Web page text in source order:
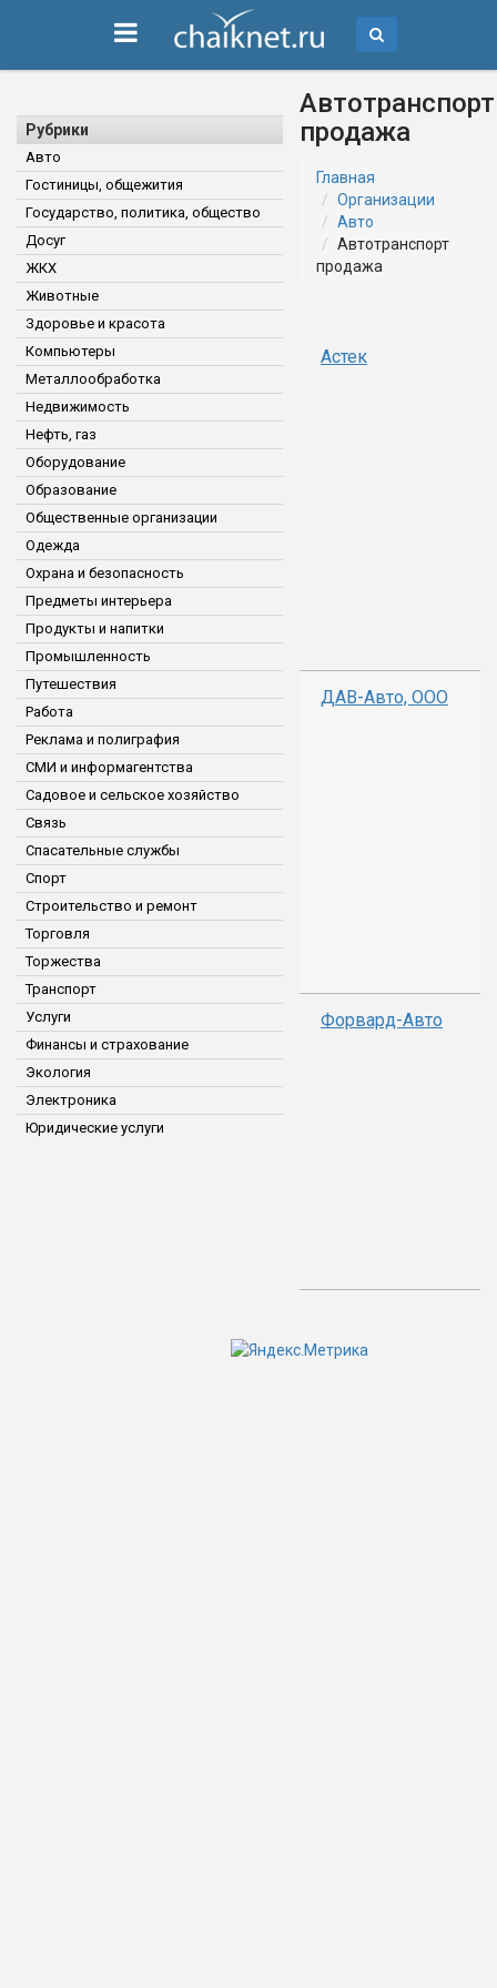
Рубрики
Авто
Гостиницы, общежития
Государство, политика, общество
Досуг
ЖКХ
Животные
Здоровье и красота
Компьютеры
Металлообработка
Недвижимость
Нефть, газ
Оборудование
Образование
Общественные организации
Одежда
Охрана и безопасность
Предметы интерьера
Продукты и напитки
Промышленность
Путешествия
Работа
Реклама и полиграфия
СМИ и информагентства
Садовое и сельское хозяйство
Связь
Спасательные службы
Спорт
Строительство и ремонт
Торговля
Торжества
Транспорт
Услуги
Финансы и страхование
Экология
Электроника
Юридические услуги
Автотранспорт
продажа
Главная
Организации
Авто
Автотранспорт
продажа
Астек
ДАВ-Авто, ООО
Форвард-Авто